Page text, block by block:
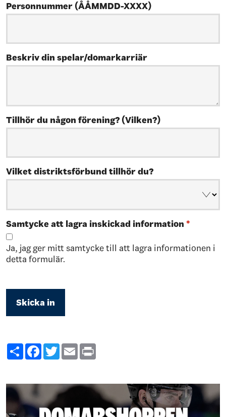
Personnummer (ÅÅMMDD-XXXX)
Beskriv din spelar/domarkarriär
Tillhör du någon förening? (Vilken?)
Vilket distriktsförbund tillhör du?
Samtycke att lagra inskickad information *
Ja, jag ger mitt samtycke till att lagra informationen i
detta formulär.
ShareFacebook
TwitterEmail